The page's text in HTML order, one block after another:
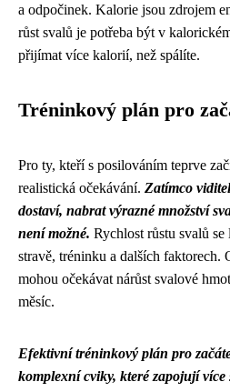
a odpočinek. Kalorie jsou zdrojem
růst svalů je potřeba být v
přijímat více kalorií, než spálíte.
Tréninkový plán pro
Pro ty, kteří s posilováním teprve
realistická očekávání. Zatímco
dostaví, nabrat výrazné množství
není možné. Rychlost růstu svalů
stravě, tréninku a dalších faktorech.
mohou očekávat nárůst svalové
měsíc.
Efektivní tréninkový plán pro
komplexní cviky, které zapojují více